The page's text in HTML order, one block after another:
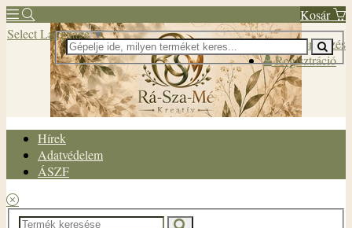
Kosár
Bejelentkezés
Regisztráció
Select Language▼
Hírek
Adatvédelem
ÁSZF